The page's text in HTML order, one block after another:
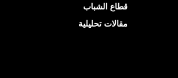
قطاع الشباب
مقالات تحليلية